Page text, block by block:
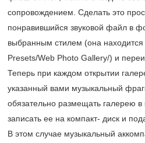
сопровождением. Сделать это
понравившийся звуковой файл в
выбранным стилем (она
Presets/Web Photo Gallery/) и
Теперь при каждом открытии
указанный вами музыкальный
обязательно размещать галерею
записать ее на компакт- диск и
В этом случае музыкальный